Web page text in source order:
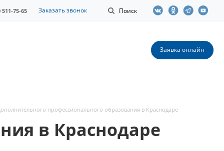
Поиск
511-75-65 Заказать звонок
Заявка онлайн
профессионального образования в Краснодаре
в Краснодаре